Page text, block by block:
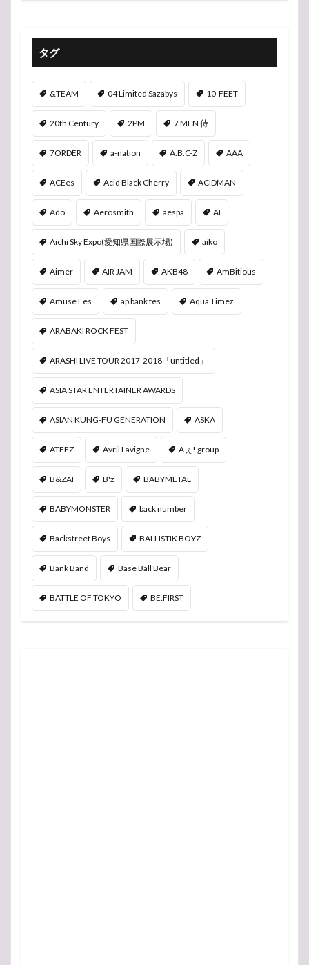
タグ
&TEAM 04 Limited Sazabys 10-FEET
20th Century 2PM 7 MEN 侍
7ORDER a-nation A.B.C-Z AAA
ACEes Acid Black Cherry ACIDMAN
Ado Aerosmith aespa AI
Aichi Sky Expo(愛知県国際展示場) aiko
Aimer AIR JAM AKB48 AmBitious
Amuse Fes ap bank fes Aqua Timez
ARABAKI ROCK FEST
ARASHI LIVE TOUR 2017-2018「untitled」
ASIA STAR ENTERTAINER AWARDS
ASIAN KUNG-FU GENERATION ASKA
ATEEZ Avril Lavigne Aぇ! group
B&ZAI B'z BABYMETAL
BABYMONSTER back number
Backstreet Boys BALLISTIK BOYZ
Bank Band Base Ball Bear
BATTLE OF TOKYO BE:FIRST